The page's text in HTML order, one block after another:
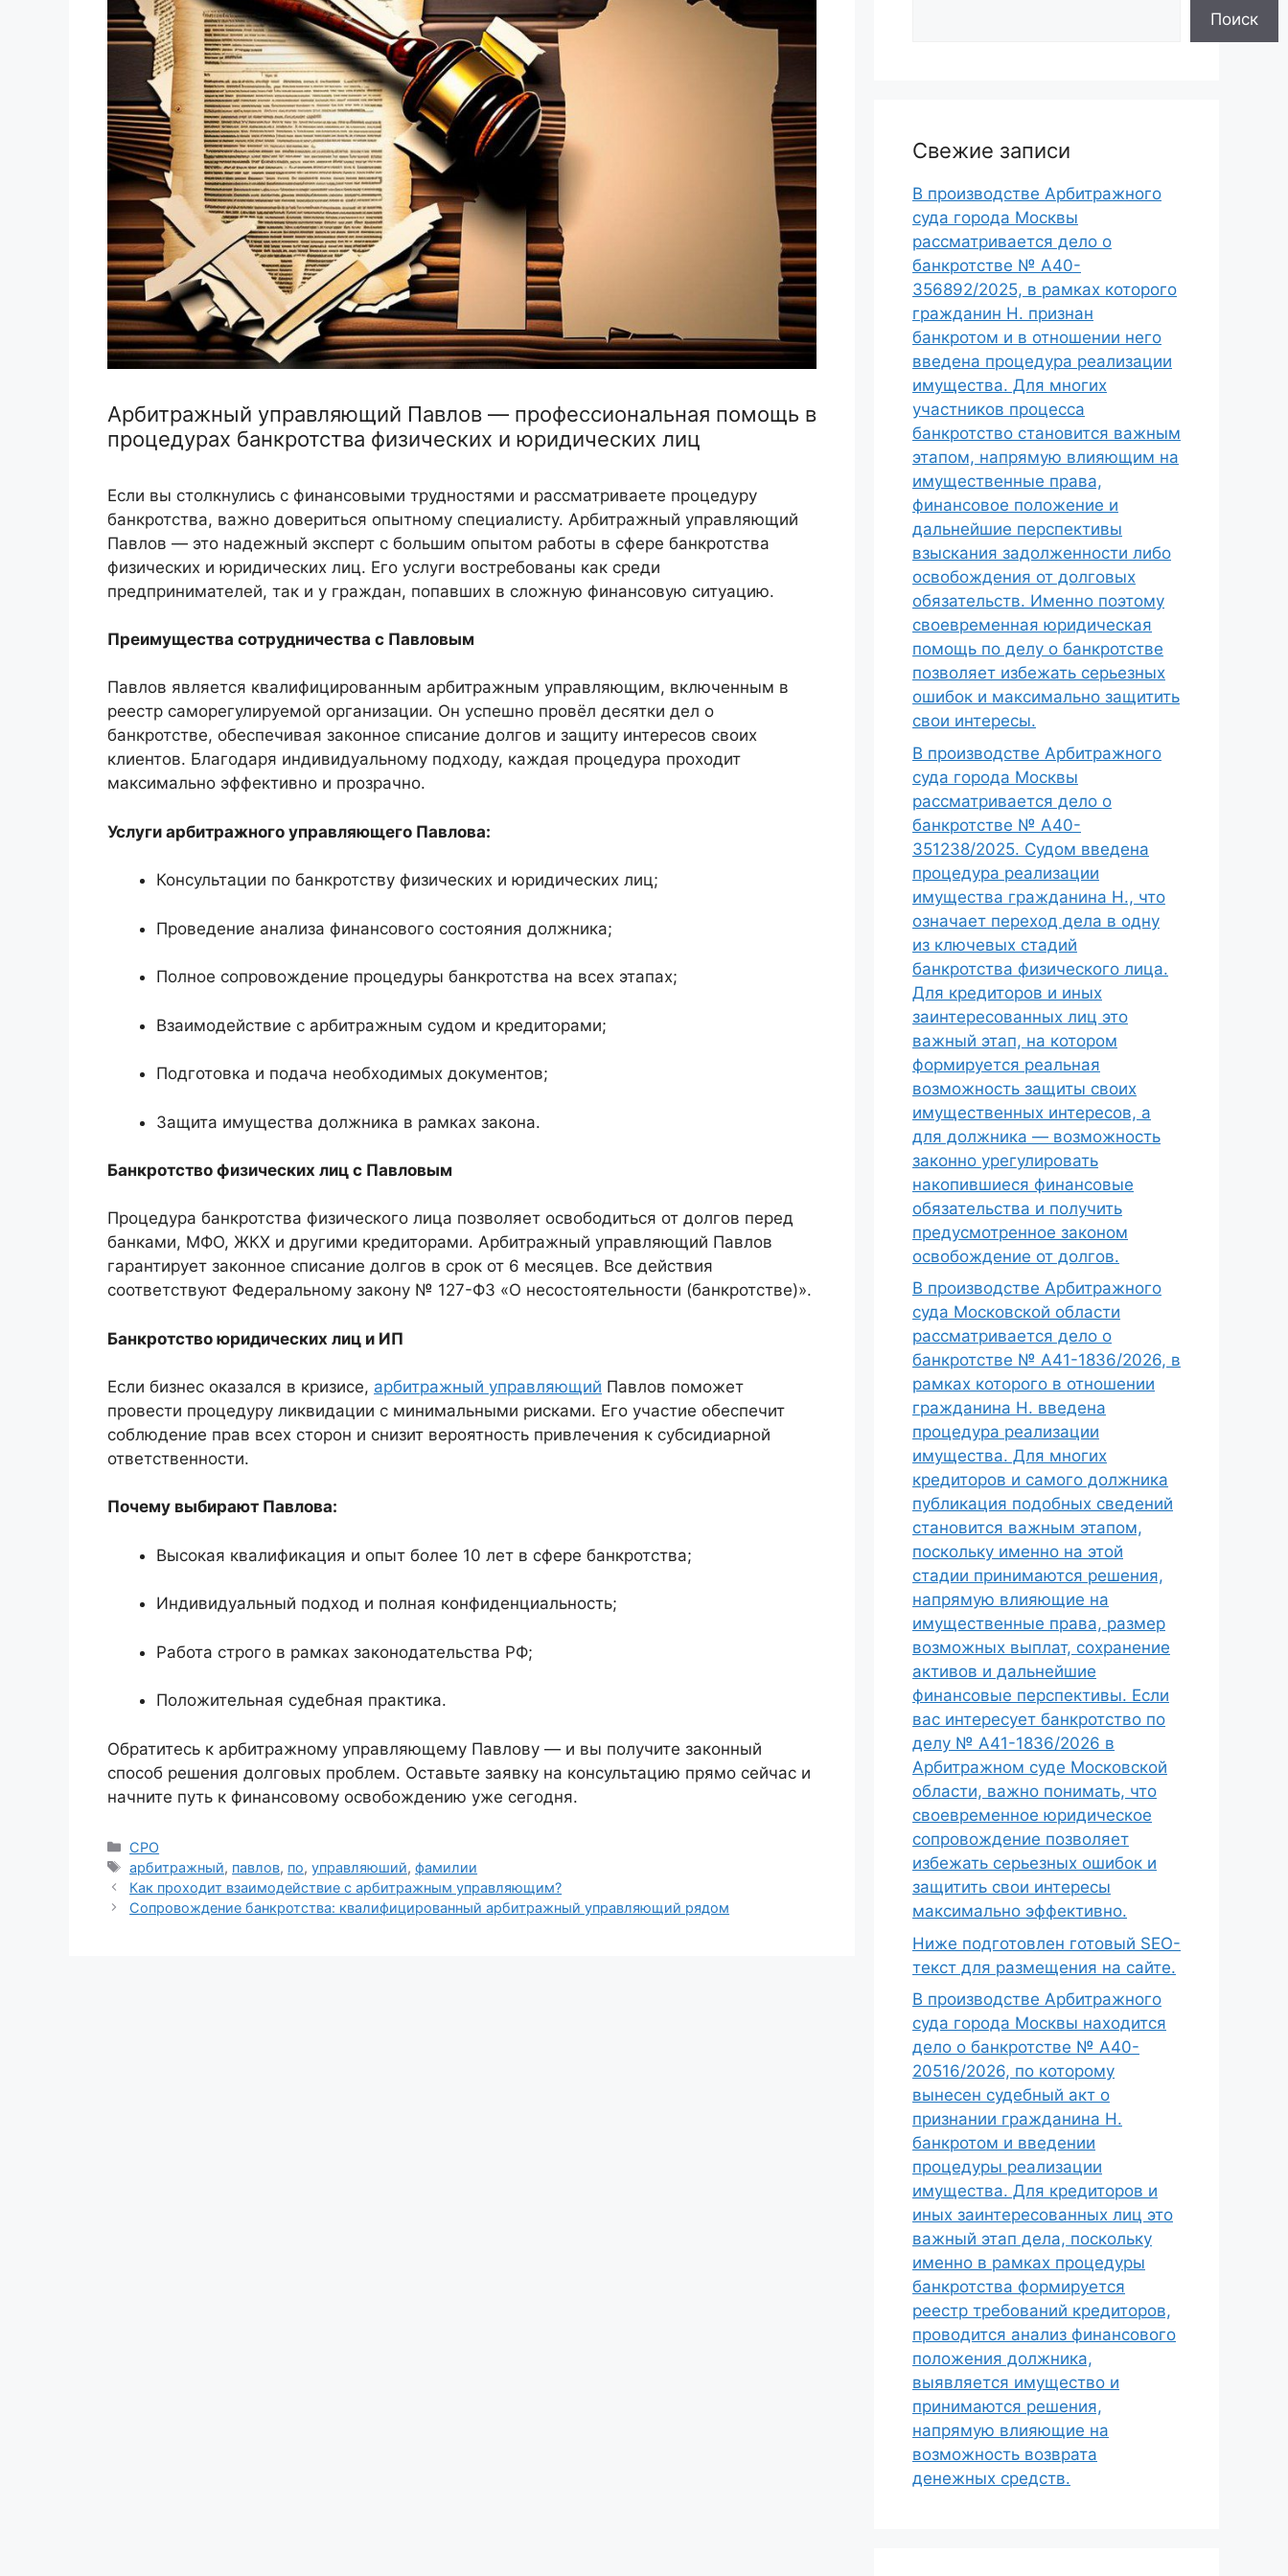
Арбитражный управляющий Павлов — профессиональная помощь в
процедурах банкротства физических и юридических лиц
Если вы столкнулись с финансовыми трудностями и рассматриваете процедуру
банкротства, важно довериться опытному специалисту. Арбитражный управляющий
Павлов — это надежный эксперт с большим опытом работы в сфере банкротства
физических и юридических лиц. Его услуги востребованы как среди
предпринимателей, так и у граждан, попавших в сложную финансовую ситуацию.
Преимущества сотрудничества с Павловым
Павлов является квалифицированным арбитражным управляющим, включенным в
реестр саморегулируемой организации. Он успешно провёл десятки дел о
банкротстве, обеспечивая законное списание долгов и защиту интересов своих
клиентов. Благодаря индивидуальному подходу, каждая процедура проходит
максимально эффективно и прозрачно.
Услуги арбитражного управляющего Павлова:
Консультации по банкротству физических и юридических лиц;
Проведение анализа финансового состояния должника;
Полное сопровождение процедуры банкротства на всех этапах;
Взаимодействие с арбитражным судом и кредиторами;
Подготовка и подача необходимых документов;
Защита имущества должника в рамках закона.
Банкротство физических лиц с Павловым
Процедура банкротства физического лица позволяет освободиться от долгов перед
банками, МФО, ЖКХ и другими кредиторами. Арбитражный управляющий Павлов
гарантирует законное списание долгов в срок от 6 месяцев. Все действия
соответствуют Федеральному закону № 127-ФЗ «О несостоятельности (банкротстве)».
Банкротство юридических лиц и ИП
Если бизнес оказался в кризисе, арбитражный управляющий Павлов поможет
провести процедуру ликвидации с минимальными рисками. Его участие обеспечит
соблюдение прав всех сторон и снизит вероятность привлечения к субсидиарной
ответственности.
Почему выбирают Павлова:
Высокая квалификация и опыт более 10 лет в сфере банкротства;
Индивидуальный подход и полная конфиденциальность;
Работа строго в рамках законодательства РФ;
Положительная судебная практика.
Обратитесь к арбитражному управляющему Павлову — и вы получите законный
способ решения долговых проблем. Оставьте заявку на консультацию прямо сейчас и
начните путь к финансовому освобождению уже сегодня.
Рубрики
СРО
Метки
арбитражный, павлов, по,управляюший,фамилии
Как проходит взаимодействие с арбитражным управляющим?
Сопровождение банкротства: квалифицированный арбитражный управляющий рядом
Поиск
Свежие записи
В производстве Арбитражного
суда города Москвы
рассматривается дело о
банкротстве № А40-
356892/2025, в рамках которого
гражданин Н. признан
банкротом и в отношении него
введена процедура реализации
имущества. Для многих
участников процесса
банкротство становится важным
этапом, напрямую влияющим на
имущественные права,
финансовое положение и
дальнейшие перспективы
взыскания задолженности либо
освобождения от долговых
обязательств. Именно поэтому
своевременная юридическая
помощь по делу о банкротстве
позволяет избежать серьезных
ошибок и максимально защитить
свои интересы.
В производстве Арбитражного
суда города Москвы
рассматривается дело о
банкротстве № А40-
351238/2025. Судом введена
процедура реализации
имущества гражданина Н., что
означает переход дела в одну
из ключевых стадий
банкротства физического лица.
Для кредиторов и иных
заинтересованных лиц это
важный этап, на котором
формируется реальная
возможность защиты своих
имущественных интересов, а
для должника — возможность
законно урегулировать
накопившиеся финансовые
обязательства и получить
предусмотренное законом
освобождение от долгов.
В производстве Арбитражного
суда Московской области
рассматривается дело о
банкротстве № А41-1836/2026, в
рамках которого в отношении
гражданина Н. введена
процедура реализации
имущества. Для многих
кредиторов и самого должника
публикация подобных сведений
становится важным этапом,
поскольку именно на этой
стадии принимаются решения,
напрямую влияющие на
имущественные права, размер
возможных выплат, сохранение
активов и дальнейшие
финансовые перспективы. Если
вас интересует банкротство по
делу № А41-1836/2026 в
Арбитражном суде Московской
области, важно понимать, что
своевременное юридическое
сопровождение позволяет
избежать серьезных ошибок и
защитить свои интересы
максимально эффективно.
Ниже подготовлен готовый SEO-
текст для размещения на сайте.
В производстве Арбитражного
суда города Москвы находится
дело о банкротстве № А40-
20516/2026, по которому
вынесен судебный акт о
признании гражданина Н.
банкротом и введении
процедуры реализации
имущества. Для кредиторов и
иных заинтересованных лиц это
важный этап дела, поскольку
именно в рамках процедуры
банкротства формируется
реестр требований кредиторов,
проводится анализ финансового
положения должника,
выявляется имущество и
принимаются решения,
напрямую влияющие на
возможность возврата
денежных средств.